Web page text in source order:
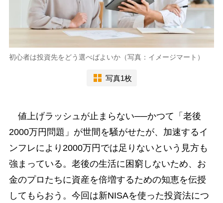
初心者は投資先をどう選べばよいか（写真：イメージマート）
写真1枚
値上げラッシュが止まらない──かつて「老後
2000万円問題」が世間を騒がせたが、加速するイ
ンフレにより2000万円では足りないという見方も
強まっている。老後の生活に困窮しないため、お
金のプロたちに資産を倍増するための知恵を伝授
してもらおう。今回は新NISAを使った投資法につ